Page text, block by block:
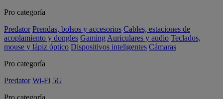
Pro categoría
Predator Prendas, bolsos y accesorios Cables, estaciones de
acoplamiento y dongles Gaming Auriculares y audio Teclados,
mouse y lápiz óptico Dispositivos inteligentes Cámaras
Pro categoría
Predator Wi-Fi 5G
Pro categoría